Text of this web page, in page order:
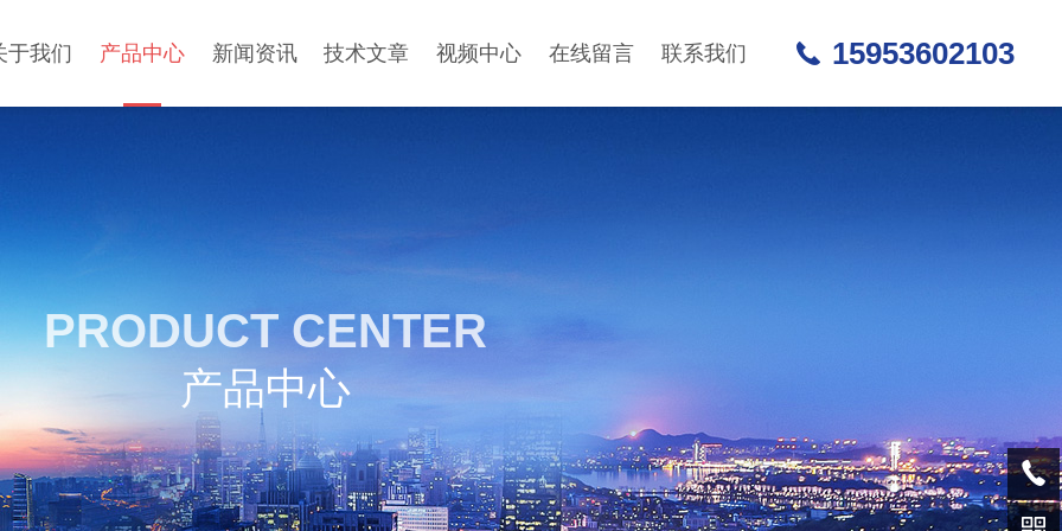
于我们 产品中心 新闻资讯 技术文章 视频中心 在线留言 联系我们 15953602103
PRODUCT CENTER
产品中心